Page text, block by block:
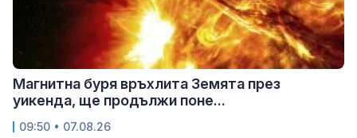
Магнитна буря връхлита Земята през
уикенда, ще продължи поне...
09:50 • 07.08.26